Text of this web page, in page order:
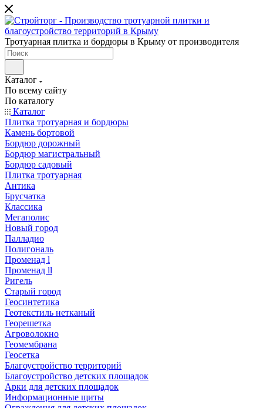
Тротуарная плитка и бордюры в Крыму от производителя
Каталог
По всему сайту
По каталогу
Каталог
Плитка тротуарная и бордюры
Камень бортовой
Бордюр дорожный
Бордюр магистральный
Бордюр садовый
Плитка тротуарная
Антика
Брусчатка
Классика
Мегаполис
Новый город
Палладио
Полигональ
Променад l
Променад ll
Ригель
Старый город
Геосинтетика
Геотекстиль нетканый
Георешетка
Агроволокно
Геомембрана
Геосетка
Благоустройство территорий
Благоустройство детских площадок
Арки для детских площадок
Информационные щиты